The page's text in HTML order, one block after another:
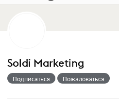
Soldi Marketing
Подписаться Пожаловаться